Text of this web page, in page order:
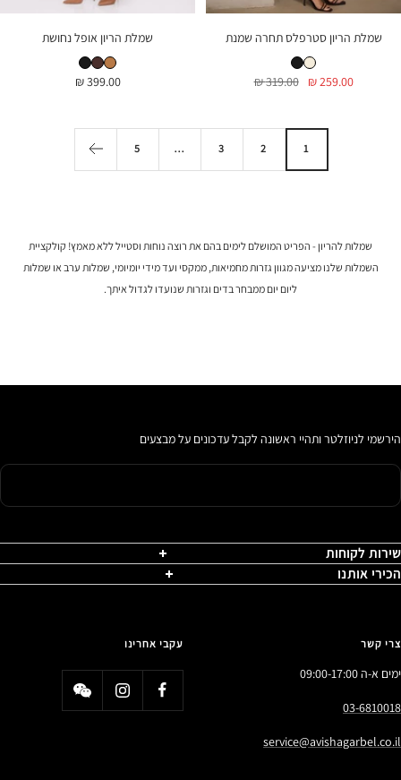
שמלת הריון סטרפלס תחרה שמנת
שמלת הריון סטרפלס תחרה שמנתשמלת הריון סטרפלס תחרה שחור
מחיר
259.00 ₪
מחיר
319.00 ₪
שמלת הריון אופל נחושת
שמלת הריון אופל נחושת
שמלת הריון אופל חום שוקולד
שמלת הריון אופל שחור
מחיר
399.00 ₪
1
2
3
…
5
שמלות להריון - הפריט המושלם לימים בהם את רוצה נוחות וסטייל ללא מאמץ! קולקציית
השמלות שלנו מציעה מגוון גזרות מחמיאות, ממקסי ועד מידי יומיומי, שמלות ערב או שמלות
ליום יום ממבחר בדים וגזרות שנועדו לגדול איתך.
הירשמי לניוזלטר ותהיי ראשונה לקבל עדכונים על מבצעים
שירות לקוחות
הכירי אותנו
צרי קשר
ימים א-ה 09:00-17:00
03-6810018
service@avishagarbel.co.il
עקבי אחרינו